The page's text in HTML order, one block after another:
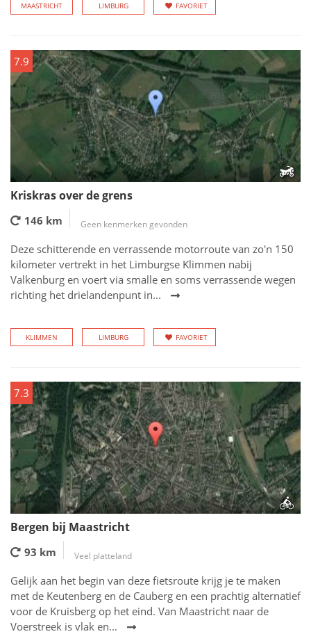
MAASTRICHT LIMBURG FAVORIET
7.9
Kriskras over de grens
146 km Geen kenmerken gevonden
Deze schitterende en verrassende motorroute van zo'n 150
kilometer vertrekt in het Limburgse Klimmen nabij
Valkenburg en voert via smalle en soms verrassende wegen
richting het drielandenpunt in...
KLIMMEN LIMBURG FAVORIET
7.3
Bergen bij Maastricht
93 km Veel platteland
Gelijk aan het begin van deze fietsroute krijg je te maken
met de Keutenberg en de Cauberg en een prachtig alternatief
voor de Kruisberg op het eind. Van Maastricht naar de
Voerstreek is vlak en...